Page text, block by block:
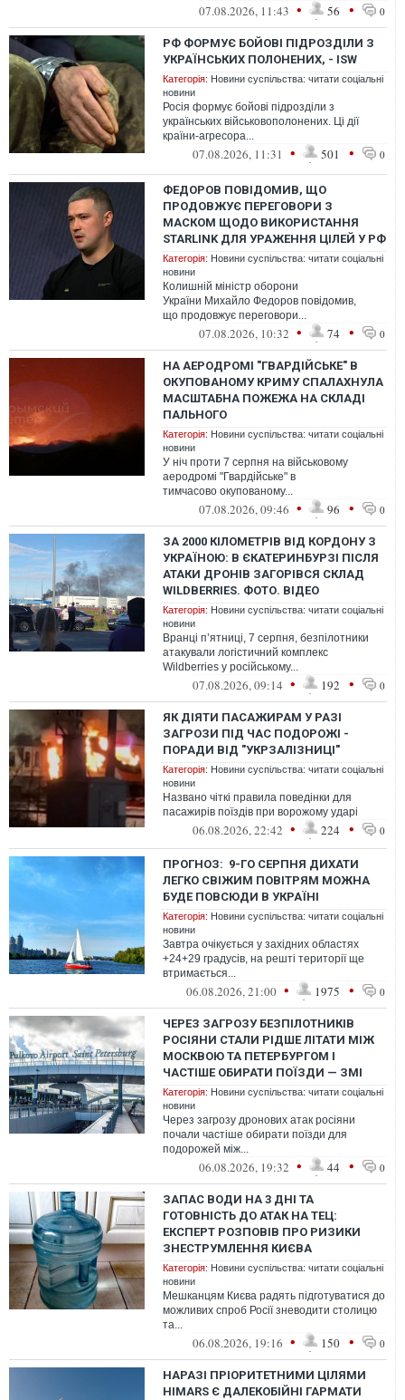
07.08.2026, 11:43 • 56 • 0
РФ ФОРМУЄ БОЙОВІ ПІДРОЗДІЛИ З
УКРАЇНСЬКИХ ПОЛОНЕНИХ, - ISW
Категорія: Новини суспільства: читати соціальні
новини
Росія формує бойові підрозділи з
українських військовополонених. Ці дії
країни-агресора...
07.08.2026, 11:31 • 501 • 0
ФЕДОРОВ ПОВІДОМИВ, ЩО
ПРОДОВЖУЄ ПЕРЕГОВОРИ З
МАСКОМ ЩОДО ВИКОРИСТАННЯ
STARLINK ДЛЯ УРАЖЕННЯ ЦІЛЕЙ У РФ
Категорія: Новини суспільства: читати соціальні
новини
Колишній міністр оборони
України Михайло Федоров повідомив,
що продовжує переговори...
07.08.2026, 10:32 • 74 • 0
НА АЕРОДРОМІ "ГВАРДІЙСЬКЕ" В
ОКУПОВАНОМУ КРИМУ СПАЛАХНУЛА
МАСШТАБНА ПОЖЕЖА НА СКЛАДІ
ПАЛЬНОГО
Категорія: Новини суспільства: читати соціальні
новини
У ніч проти 7 серпня на військовому
аеродромі "Гвардійське" в
тимчасово окупованому...
07.08.2026, 09:46 • 96 • 0
ЗА 2000 КІЛОМЕТРІВ ВІД КОРДОНУ З
УКРАЇНОЮ: В ЄКАТЕРИНБУРЗІ ПІСЛЯ
АТАКИ ДРОНІВ ЗАГОРІВСЯ СКЛАД
WILDBERRIES. ФОТО. ВІДЕО
Категорія: Новини суспільства: читати соціальні
новини
Вранці п’ятниці, 7 серпня, безпілотники
атакували логістичний комплекс
Wildberries у російському...
07.08.2026, 09:14 • 192 • 0
ЯК ДІЯТИ ПАСАЖИРАМ У РАЗІ
ЗАГРОЗИ ПІД ЧАС ПОДОРОЖІ -
ПОРАДИ ВІД "УКРЗАЛІЗНИЦІ"
Категорія: Новини суспільства: читати соціальні
новини
Названо чіткі правила поведінки для
пасажирів поїздів при ворожому ударі
06.08.2026, 22:42 • 224 • 0
ПРОГНОЗ: 9-ГО СЕРПНЯ ДИХАТИ
ЛЕГКО СВІЖИМ ПОВІТРЯМ МОЖНА
БУДЕ ПОВСЮДИ В УКРАЇНІ
Категорія: Новини суспільства: читати соціальні
новини
Завтра очікується у західних областях
+24+29 градусів, на решті території ще
втримається...
06.08.2026, 21:00 • 1975 • 0
ЧЕРЕЗ ЗАГРОЗУ БЕЗПІЛОТНИКІВ
РОСІЯНИ СТАЛИ РІДШЕ ЛІТАТИ МІЖ
МОСКВОЮ ТА ПЕТЕРБУРГОМ І
ЧАСТІШЕ ОБИРАТИ ПОЇЗДИ — ЗМІ
Категорія: Новини суспільства: читати соціальні
новини
Через загрозу дронових атак росіяни
почали частіше обирати поїзди для
подорожей між...
06.08.2026, 19:32 • 44 • 0
ЗАПАС ВОДИ НА 3 ДНІ ТА
ГОТОВНІСТЬ ДО АТАК НА ТЕЦ:
ЕКСПЕРТ РОЗПОВІВ ПРО РИЗИКИ
ЗНЕСТРУМЛЕННЯ КИЄВА
Категорія: Новини суспільства: читати соціальні
новини
Мешканцям Києва радять підготуватися до
можливих спроб Росії зневодити столицю
та...
06.08.2026, 19:16 • 150 • 0
НАРАЗІ ПРІОРИТЕТНИМИ ЦІЛЯМИ
HIMARS Є ДАЛЕКОБІЙНІ ГАРМАТИ